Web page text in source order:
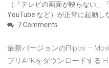
（「テレビの画面が映らない」
YouTube など）が正常に起動し
7 Comments
最新バージョンのFlipps –
プリAPKをダウンロードする